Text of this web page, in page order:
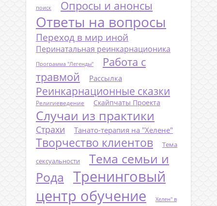
поиск Опросы и анонсы
Ответы на вопросы
Переход в мир иной
Перинатальная реинкарнационика
Программа "Легенды"
Работа с
травмой
Рассылка
Реинкарнационные сказки
Религиеведение Скайпчаты Проекта
Случаи из практики
Страхи Танато-терапия на "Хелене"
Творчество клиентов
Тема
сексуальности
Тема семьи и
Рода
Тренинговый
центр обучение
Хелен" в